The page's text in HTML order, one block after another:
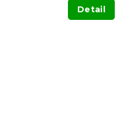
Detail